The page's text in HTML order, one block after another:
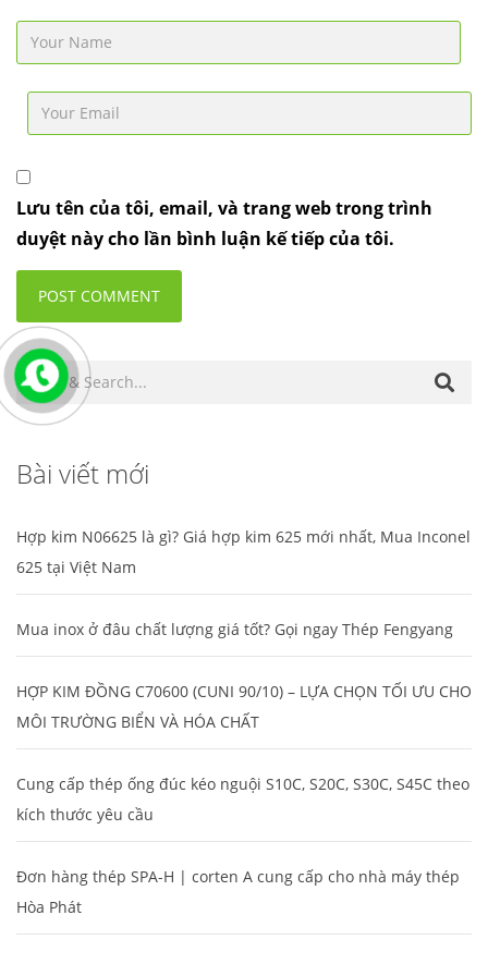
Lưu tên của tôi, email, và trang web trong trình
duyệt này cho lần bình luận kế tiếp của tôi.
Bài viết mới
Hợp kim N06625 là gì? Giá hợp kim 625 mới nhất, Mua Inconel
625 tại Việt Nam
Mua inox ở đâu chất lượng giá tốt? Gọi ngay Thép Fengyang
HỢP KIM ĐỒNG C70600 (CUNI 90/10) – LỰA CHỌN TỐI ƯU CHO
MÔI TRƯỜNG BIỂN VÀ HÓA CHẤT
Cung cấp thép ống đúc kéo nguội S10C, S20C, S30C, S45C theo
kích thước yêu cầu
Đơn hàng thép SPA-H | corten A cung cấp cho nhà máy thép
Hòa Phát